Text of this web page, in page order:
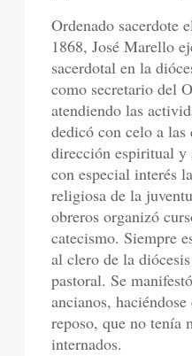
Ordenado sacerdote
1868, José Marello
sacerdotal en la
como secretario del
atendiendo las
dedicó con celo a las
dirección espiritual y
con especial interés
religiosa de la
obreros organizó
catecismo. Siempre
al clero de la
pastoral. Se
ancianos,
reposo, que no tenía
internados.